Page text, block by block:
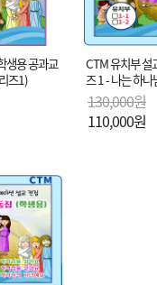
생용 공과교
즈1)
CTM 유치부 설
즈 1 - 나는 하
130,000원
110,000원